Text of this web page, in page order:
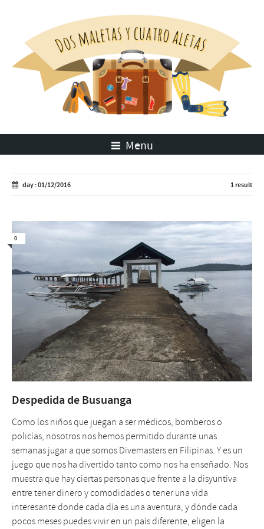
Menu
day : 01/12/2016 1 result
0
Despedida de Busuanga
Como los niños que juegan a ser médicos, bomberos o
policías, nosotros nos hemos permitido durante unas
semanas jugar a que somos Divemasters en Filipinas. Y es un
juego que nos ha divertido tanto como nos ha enseñado. Nos
muestra que hay ciertas personas que frente a la disyuntiva
entre tener dinero y comodidades o tener una vida
interesante donde cada día es una aventura, y dónde cada
pocos meses puedes vivir en un país diferente, eligen la